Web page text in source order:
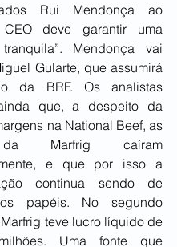
Rui Mendonça ao
deve garantir uma
tranquila”. Mendonça vai
Gularte, que assumirá
da BRF. Os analistas
que, a despeito da
na National Beef, as
Marfrig caíram
e que por isso a
continua sendo de
papéis. No segundo
teve lucro líquido de
Uma fonte que